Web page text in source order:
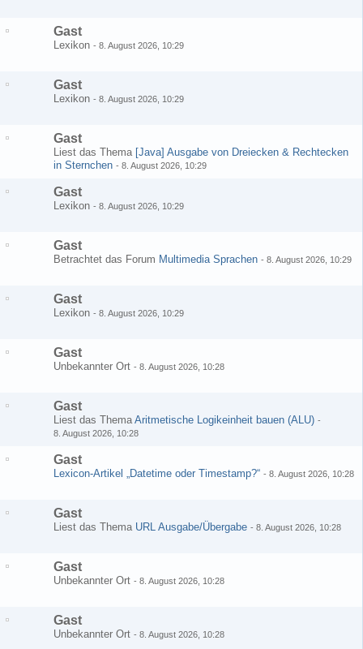
Gast
Lexikon - 8. August 2026, 10:29
Gast
Lexikon - 8. August 2026, 10:29
Gast
Liest das Thema [Java] Ausgabe von Dreiecken & Rechtecken
in Sternchen - 8. August 2026, 10:29
Gast
Lexikon - 8. August 2026, 10:29
Gast
Betrachtet das Forum Multimedia Sprachen - 8. August 2026, 10:29
Gast
Lexikon - 8. August 2026, 10:29
Gast
Unbekannter Ort - 8. August 2026, 10:28
Gast
Liest das ThemaAritmetische Logikeinheit bauen (ALU) -
8. August 2026, 10:28
Gast
Lexicon-Artikel „Datetime oder Timestamp?“ - 8. August 2026, 10:28
Gast
Liest das Thema URL Ausgabe/Übergabe - 8. August 2026, 10:28
Gast
Unbekannter Ort - 8. August 2026, 10:28
Gast
Unbekannter Ort - 8. August 2026, 10:28